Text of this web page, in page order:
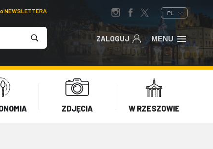
NEWSLETTERA PL
ZALOGUJ MENU
ZDJĘCIA W RZESZOWIE